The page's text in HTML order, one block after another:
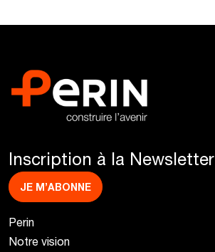
Inscription à la Newsletter
JE M’ABONNE
Perin
Notre vision